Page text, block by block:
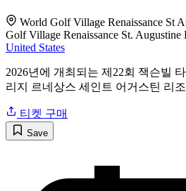
World Golf Village Renaissance St
Golf Village Renaissance St. Augustine
United States
2026년에 개최되는 제22회 잭슨빌
리지 르네상스 세인트 어거스틴 리
티켓 구매
Save